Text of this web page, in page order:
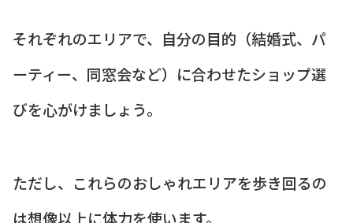
それぞれのエリアで、自分の目的（結婚式、パ
ーティー、同窓会など）に合わせたショップ選
びを心がけましょう。
ただし、これらのおしゃれエリアを歩き回るの
は想像以上に体力を使います。